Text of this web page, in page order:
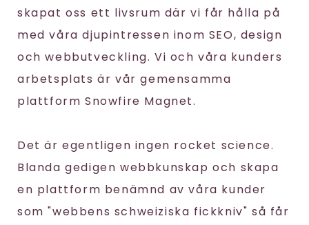
skapat oss ett livsrum där vi får hålla på
med våra djupintressen inom SEO, design
och webbutveckling. Vi och våra kunders
arbetsplats är vår gemensamma
plattform Snowfire Magnet.
Det är egentligen ingen rocket science.
Blanda gedigen webbkunskap och skapa
en plattform benämnd av våra kunder
som "webbens schweiziska fickkniv" så får